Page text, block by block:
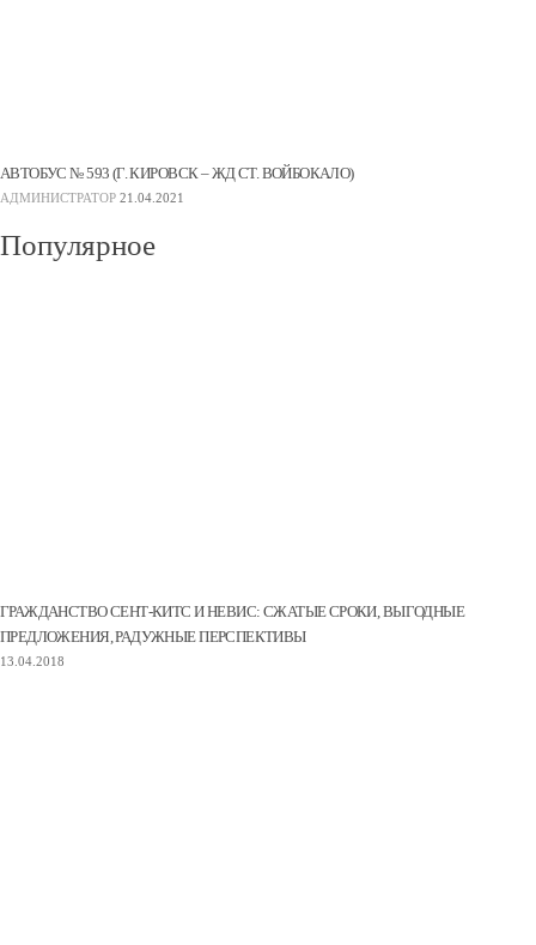
АВТОБУС № 593 (Г. КИРОВСК – ЖД СТ. ВОЙБОКАЛО)
АДМИНИСТРАТОР 21.04.2021
Популярное
ГРАЖДАНСТВО СЕНТ-КИТС И НЕВИС: СЖАТЫЕ СРОКИ, ВЫГОДНЫЕ
ПРЕДЛОЖЕНИЯ, РАДУЖНЫЕ ПЕРСПЕКТИВЫ
13.04.2018